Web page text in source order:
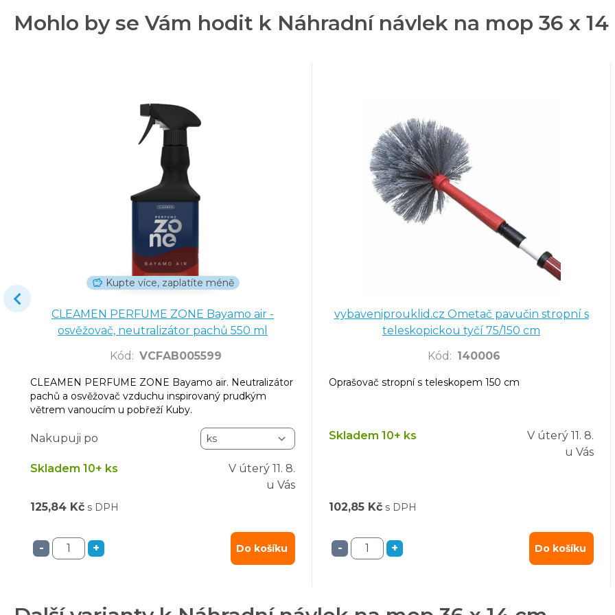
Mohlo by se Vám hodit k Náhradní návlek na mop 36 x
Kupte více, zaplatíte méně
CLEAMEN PERFUME ZONE Bayamo air -
osvěžovač, neutralizátor pachů 550 ml
Kód : VCFAB005599
CLEAMEN PERFUME ZONE Bayamo air. Neutralizátor
pachů a osvěžovač vzduchu inspirovaný prudkým
větrem vanoucím u pobřeží Kuby.
Nakupuji po
Skladem 10+ ks V úterý 11. 8.
u Vás
125,84 Kč s DPH
- + Do košíku
vybaveniprouklid.cz Ometač pavučin stropní s
teleskopickou tyčí 75/150 cm
Kód : 140006
Oprašovač stropní s teleskopem 150 cm
Skladem 10+ ks V úterý 11. 8.
u Vás
102,85 Kč s DPH
- + Do košíku